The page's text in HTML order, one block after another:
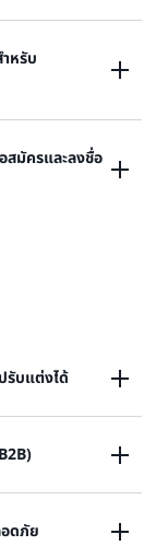
AI และเวิร์ก
ตนของลูกค้าที่
ร คุ้มค่า และ
การข้อมูลระบุ
ต้องใช้รหัสผ่าน
ใช้ครั้งเดียวที่
รับผู้ใช้หลายล้าน
หรับ
ดน้อยหรือไม่
งาน กำหนดค่า
ำหนดเองที่
Vue,
Golang,
สมัครและลงชื่อ
รวจติดตาม
ระบบที่อาจเป็น
รับแต่งได้
สผ่านให้กับลูกค้า
ลายซึ่งมีนโย
ดภัย